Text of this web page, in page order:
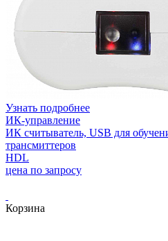
Узнать подробнее
ИК-управление
ИК считыватель, USB для
трансмиттеров
HDL
цена по запросу
Корзина